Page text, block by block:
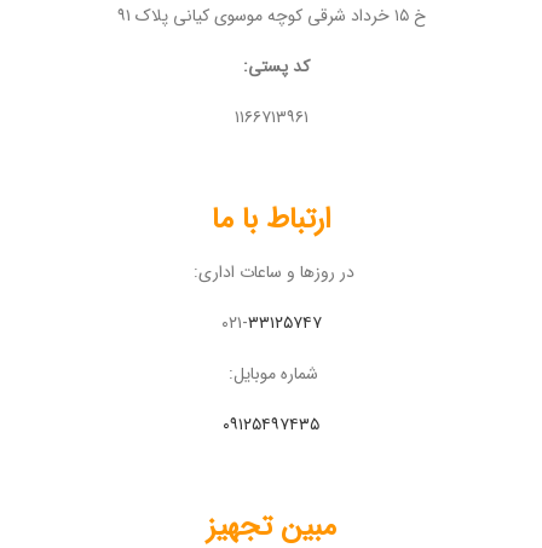
خ ۱۵ خرداد شرقی کوچه موسوی کیانی پلاک ۹۱
کد پستی:
۱۱۶۶۷۱۳۹۶۱
ارتباط با ما
در روزها و ساعات اداری:
۰۲۱-۳۳۱۲۵۷۴۷
شماره موبایل:
۰۹۱۲۵۴۹۷۴۳۵
مبین تجهیز